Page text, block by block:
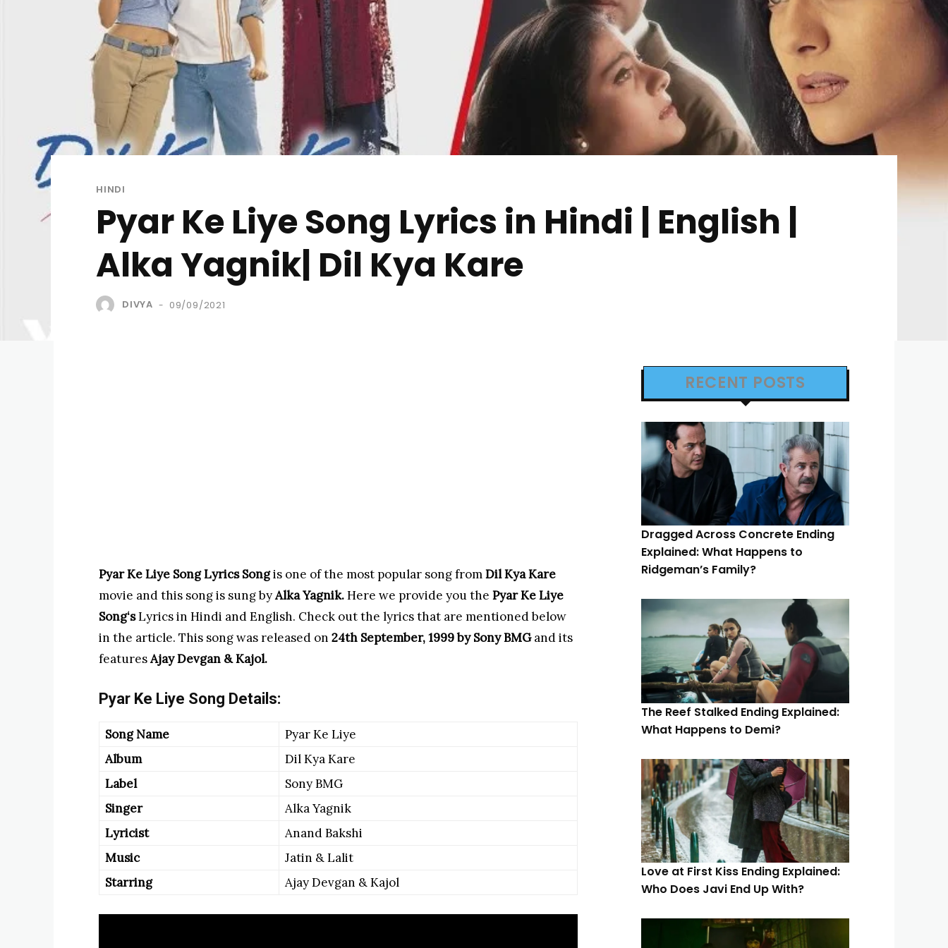
HINDI
Pyar Ke Liye Song Lyrics in Hindi | English |
Alka Yagnik| Dil Kya Kare
DIVYA - 09/09/2021
Pyar Ke Liye Song Lyrics Songis one of the most popular song fromDil Kya Kare
movie and this song is sung byAlka Yagnik.Here we provide you the Pyar Ke Liye
Song‘sLyrics in Hindi and English. Check out the lyrics that are mentioned below
in the article. This song was released on 24th September, 1999 by Sony BMGand its
featuresAjay Devgan & Kajol.
Pyar Ke Liye Song Details:
Song Name
Pyar Ke Liye
Album
Dil Kya Kare
Label
Sony BMG
Singer
Alka Yagnik
Lyricist
Anand Bakshi
Music
Jatin & Lalit
Starring
Ajay Devgan & Kajol
RECENT POSTS
Dragged Across Concrete Ending
Explained: What Happens to
Ridgeman’s Family?
The Reef Stalked Ending Explained:
What Happens to Demi?
Love at First Kiss Ending Explained:
Who Does Javi End Up With?